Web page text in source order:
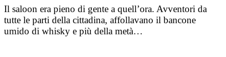
Il saloon era pieno di gente a quell’ora. Avventori da
tutte le parti della cittadina, affollavano il bancone
umido di whisky e più della metà…